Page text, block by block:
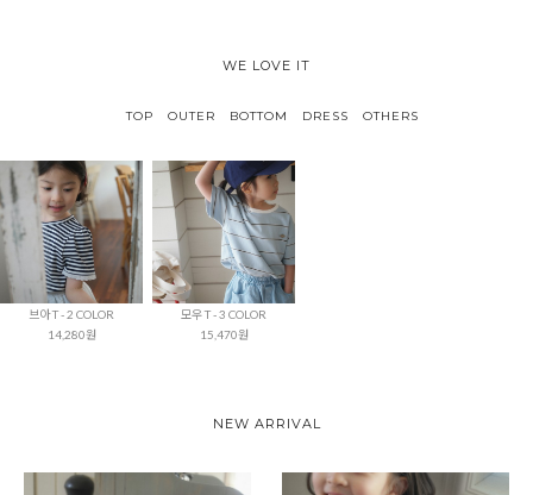
WE LOVE IT
TOP OUTER BOTTOM DRESS OTHERS
브아 T - 2 COLOR
14,280원
모우 T - 3 COLOR
15,470원
NEW ARRIVAL